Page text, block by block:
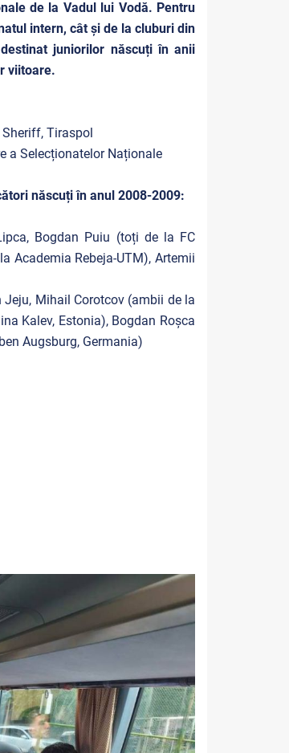
de la Vadul lui Vodă. Pentru
intern, cât și de la cluburi din
juniorilor născuți în anii
viitoare.
Tiraspol
a Selecționatelor Naționale
născuți în anul 2008-2009:
Bogdan Puiu (toți de la FC
Academia Rebeja-UTM), Artemii
Jeju, Mihail Corotcov (ambii de la
Kalev, Estonia), Bogdan Roșca
Augsburg, Germania)